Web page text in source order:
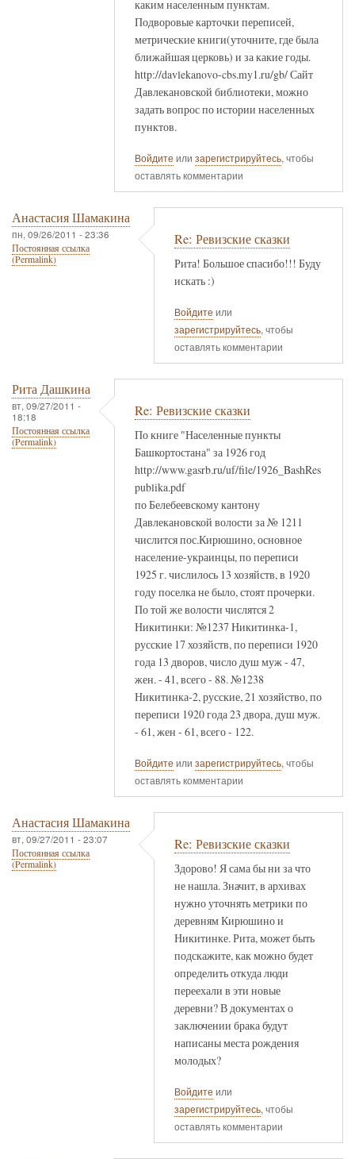
каким населенным пунктам.
Подворовые карточки переписей,
метрические книги(уточните, где была
ближайшая церковь) и за какие годы.
http://davlekanovo-cbs.my1.ru/gb/ Сайт
Давлекановской библиотеки, можно
задать вопрос по истории населенных
пунктов.
Войдите или зарегистрируйтесь, чтобы
оставлять комментарии
Анастасия Шамакина
пн, 09/26/2011 - 23:36
Постоянная ссылка
(Permalink)
Re: Ревизские сказки
Рита! Большое спасибо!!! Буду
искать :)
Войдите или
зарегистрируйтесь, чтобы
оставлять комментарии
Рита Дашкина
вт, 09/27/2011 -
18:18
Постоянная ссылка
(Permalink)
Re: Ревизские сказки
По книге "Населенные пункты
Башкортостана" за 1926 год
http://www.gasrb.ru/uf/file/1926_BashRes
publika.pdf
по Белебеевскому кантону
Давлекановской волости за № 1211
числится пос.Кирюшино, основное
население-украинцы, по переписи
1925 г. числилось 13 хозяйств, в 1920
году поселка не было, стоят прочерки.
По той же волости числятся 2
Никитинки: №1237 Никитинка-1,
русские 17 хозяйств, по переписи 1920
года 13 дворов, число душ муж - 47,
жен. - 41, всего - 88. №1238
Никитинка-2, русские, 21 хозяйство, по
переписи 1920 года 23 двора, душ муж.
- 61, жен - 61, всего - 122.
Войдите или зарегистрируйтесь, чтобы
оставлять комментарии
Анастасия Шамакина
вт, 09/27/2011 - 23:07
Постоянная ссылка
(Permalink)
Re: Ревизские сказки
Здорово! Я сама бы ни за что
не нашла. Значит, в архивах
нужно уточнять метрики по
деревням Кирюшино и
Никитинке. Рита, может быть
подскажите, как можно будет
определить откуда люди
переехали в эти новые
деревни? В документах о
заключении брака будут
написаны места рождения
молодых?
Войдите или
зарегистрируйтесь, чтобы
оставлять комментарии